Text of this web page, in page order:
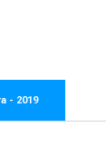
- 2019